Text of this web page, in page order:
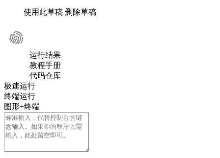
使用此草稿 删除草稿
运行结果
教程手册
代码仓库
极速运行
终端运行
图形+终端